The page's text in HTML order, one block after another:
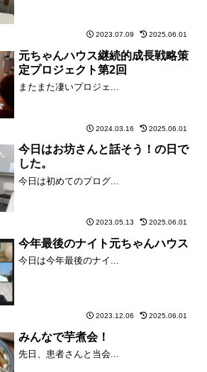
2023.07.09 2025.06.01
元ちゃんハウス継続的成長戦略策
定プロジェクト第2回
またまた凄いプロジェ...
2024.03.16 2025.06.01
今日はお坊さんと話そう！の日で
した。
今日は初めてのプログ...
2023.05.13 2025.06.01
今年最後のナイト元ちゃんハウス
今日は今年最後のナイ...
2023.12.06 2025.06.01
みんなで芋煮会！
先日、患者さんと当会...